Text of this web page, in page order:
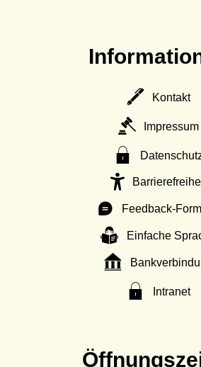
Kontakt
Impressum
Feedback-
Einfache
Intranet